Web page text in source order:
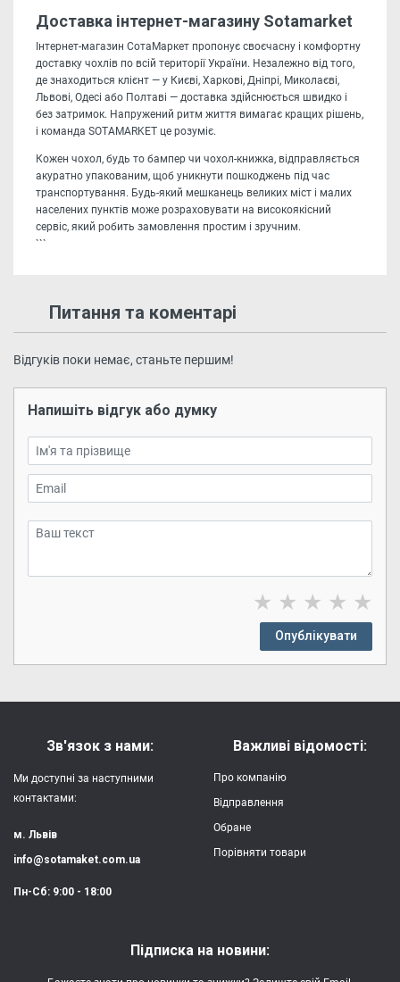
Доставка інтернет-магазину Sotamarket
Інтернет-магазин СотаМаркет пропонує своєчасну і комфортну
доставку чохлів по всій території України. Незалежно від того,
де знаходиться клієнт — у Києві, Харкові, Дніпрі, Миколаєві,
Львові, Одесі або Полтаві — доставка здійснюється швидко і
без затримок. Напружений ритм життя вимагає кращих рішень,
і команда SOTAMARKET це розуміє.
Кожен чохол, будь то бампер чи чохол-книжка, відправляється
акуратно упакованим, щоб уникнути пошкоджень під час
транспортування. Будь-який мешканець великих міст і малих
населених пунктів може розраховувати на високоякісний
сервіс, який робить замовлення простим і зручним.
```
Питання та коментарі
Відгуків поки немає, станьте першим!
Напишіть відгук або думку
★ ★ ★ ★ ★
Опублікувати
Зв'язок з нами:
Ми доступні за наступними
контактами:
м. Львів
info@sotamaket.com.ua
Пн-Сб: 9:00 - 18:00
Важливі відомості:
Про компанію
Відправлення
Обране
Порівняти товари
Підписка на новини: